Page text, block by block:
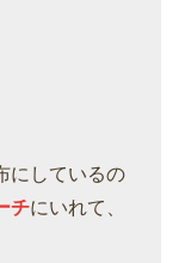
にしているの
チにいれて、